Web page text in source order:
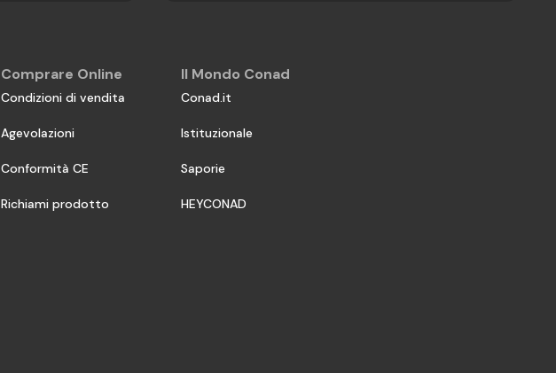
Comprare Online
Condizioni di vendita
Agevolazioni
Conformità CE
Richiami prodotto
Il Mondo Conad
Conad.it
Istituzionale
Saporie
HEYCONAD